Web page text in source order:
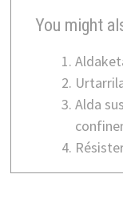
You might
Alda